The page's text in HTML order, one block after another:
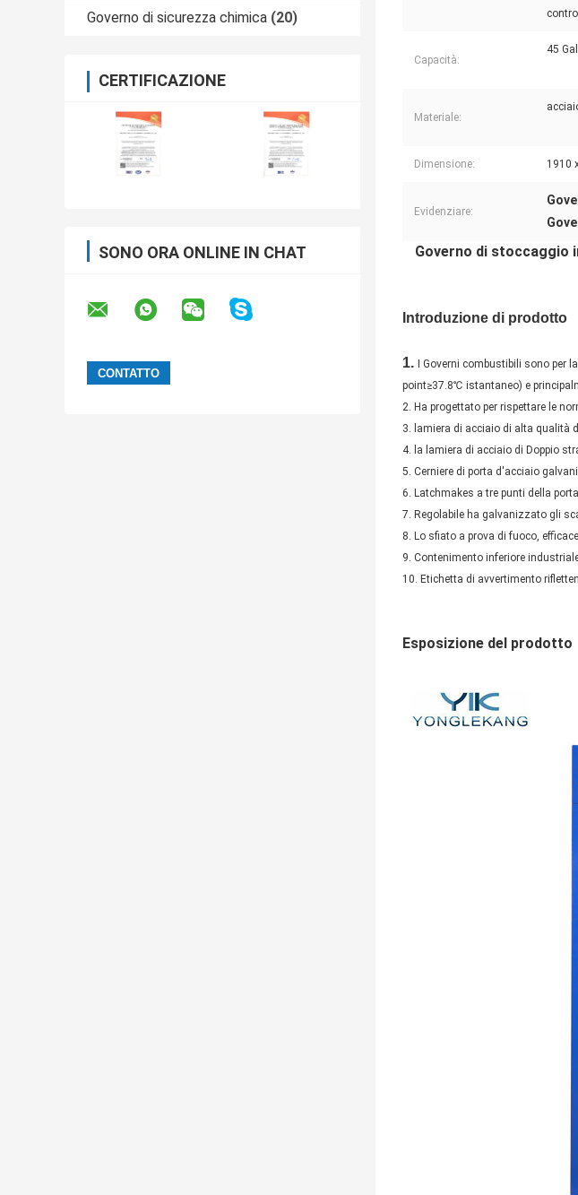
Governo di sicurezza chimica (20)
CERTIFICAZIONE
SONO ORA ONLINE IN CHAT
Capacità:
45
Materiale:
Dimensione: 1910
Evidenziare:
Governo di stoccaggio
Introduzione di prodotto
1.
I Governi combustibili sono
point≥37.8℃ istantaneo) e
2. Ha progettato per rispettare le
3. lamiera di acciaio di alta qualità
4. la lamiera di acciaio di Doppio
5. Cerniere di porta d'acciaio
6. Latchmakes a tre punti della
7. Regolabile ha galvanizzato gli
8. Lo sfiato a prova di fuoco,
9. Contenimento inferiore
10. Etichetta di avvertimento
Esposizione del prodotto